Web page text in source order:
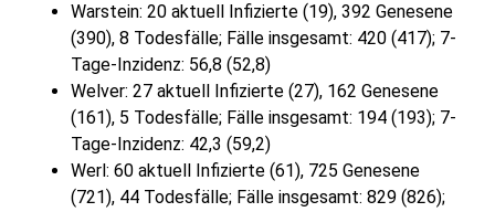
Warstein: 20 aktuell Infizierte (19), 392 Genesene
(390), 8 Todesfälle; Fälle insgesamt: 420 (417); 7-
Tage-Inzidenz: 56,8 (52,8)
Welver: 27 aktuell Infizierte (27), 162 Genesene
(161), 5 Todesfälle; Fälle insgesamt: 194 (193); 7-
Tage-Inzidenz: 42,3 (59,2)
Werl: 60 aktuell Infizierte (61), 725 Genesene
(721), 44 Todesfälle; Fälle insgesamt: 829 (826);